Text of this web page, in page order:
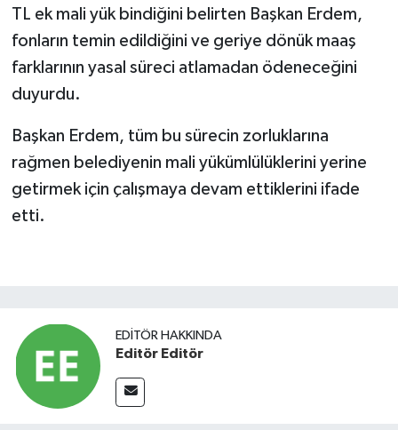
TL ek mali yük bindiğini belirten Başkan Erdem,
fonların temin edildiğini ve geriye dönük maaş
farklarının yasal süreci atlamadan ödeneceğini
duyurdu.
Başkan Erdem, tüm bu sürecin zorluklarına
rağmen belediyenin mali yükümlülüklerini yerine
getirmek için çalışmaya devam ettiklerini ifade
etti.
EDITÖR HAKKINDA
Editör Editör